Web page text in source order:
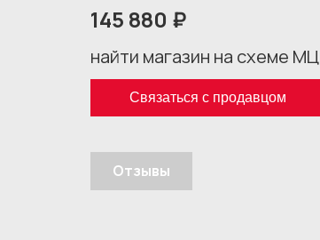
145 880 ₽
найти магазин на схеме МЦ
Связаться с продавцом
Отзывы